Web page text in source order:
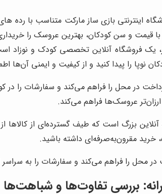
اینترنتی بازی ساز مارکت متناسب با رده
قیمت و سن کودکان، بهترین عروسک را
یک فروشگاه آنلاین تخصصی کودک و نوزاد
نوپا را پیدا کنید و از کیفیت و ایمنی آن‌ها
در محل را فراهم می‌کند و سفارشات را در
عروسک‌ها فراهم می‌کند.
آنلاین بزرگ است که طیف گسترده‌ای از
خرید مقرون‌به‌صرفه‌ای داشته باشید.
محل را فراهم می‌کند و سفارشات را به سراسر
بررسی تفاوت‌ها و شباهت‌ها